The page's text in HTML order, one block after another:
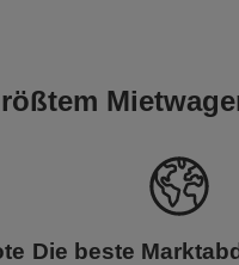
Die beste